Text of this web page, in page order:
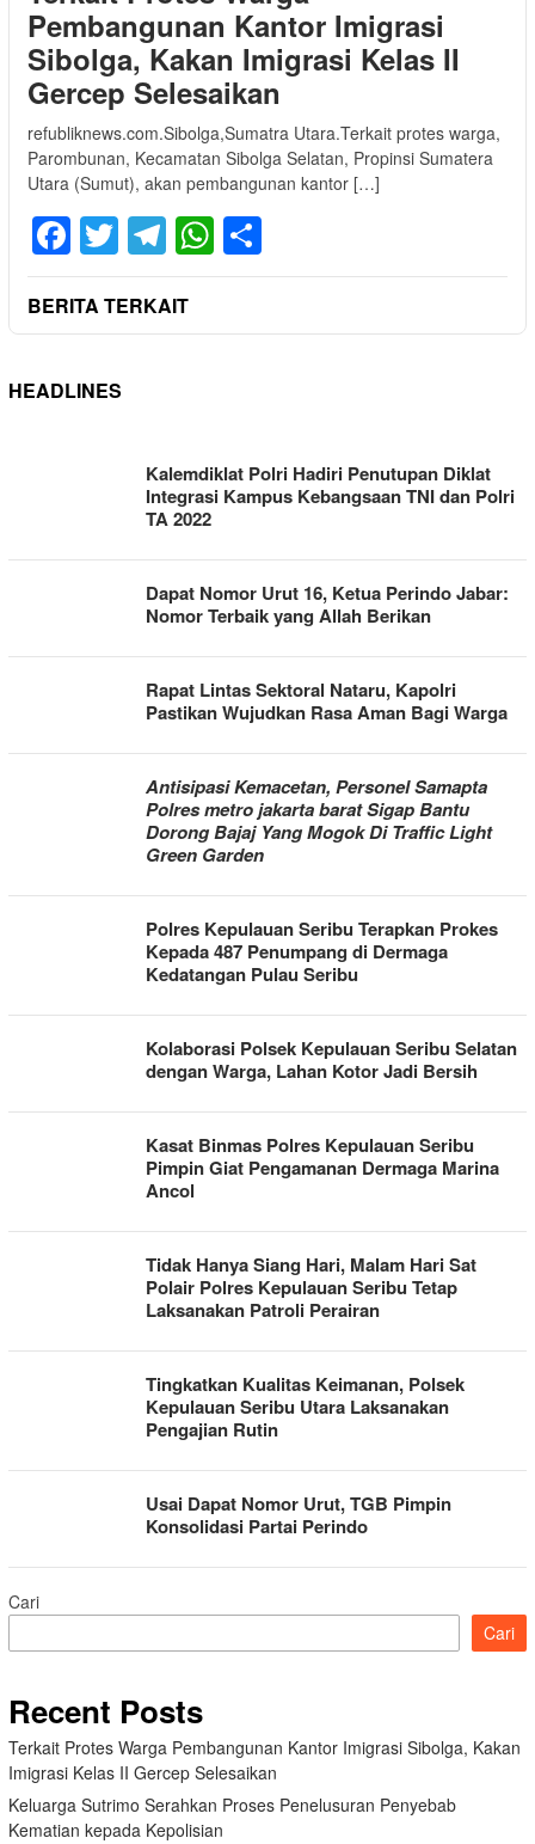
Pembangunan Kantor Imigrasi
Sibolga, Kakan Imigrasi Kelas II
Gercep Selesaikan
refubliknews.com.Sibolga,Sumatra Utara.Terkait protes warga,
Parombunan, Kecamatan Sibolga Selatan, Propinsi Sumatera
Utara (Sumut), akan pembangunan kantor […]
Facebook
Twitter
Telegram
WhatsApp
BERITA TERKAIT
HEADLINES
REFUBLIKNEWSKalemdiklat Polri Hadiri Penutupan Diklat
Integrasi Kampus Kebangsaan TNI dan Polri
TA 2022
Dapat Nomor Urut 16, Ketua Perindo Jabar:
Nomor Terbaik yang Allah Berikan
Rapat Lintas Sektoral Nataru, Kapolri
Pastikan Wujudkan Rasa Aman Bagi Warga
Antisipasi Kemacetan, Personel Samapta
Polres metro jakarta barat Sigap Bantu
Dorong Bajaj Yang Mogok Di Traffic Light
Green Garden
Polres Kepulauan Seribu Terapkan Prokes
Kepada 487 Penumpang di Dermaga
Kedatangan Pulau Seribu
Kolaborasi Polsek Kepulauan Seribu Selatan
dengan Warga, Lahan Kotor Jadi Bersih
Kasat Binmas Polres Kepulauan Seribu
Pimpin Giat Pengamanan Dermaga Marina
Ancol
Tidak Hanya Siang Hari, Malam Hari Sat
Polair Polres Kepulauan Seribu Tetap
Laksanakan Patroli Perairan
Tingkatkan Kualitas Keimanan, Polsek
Kepulauan Seribu Utara Laksanakan
Pengajian Rutin
Usai Dapat Nomor Urut, TGB Pimpin
Konsolidasi Partai Perindo
Cari
Cari
Recent Posts
Terkait Protes Warga Pembangunan Kantor Imigrasi Sibolga, Kakan
Imigrasi Kelas II Gercep Selesaikan
Keluarga Sutrimo Serahkan Proses Penelusuran Penyebab
Kematian kepada Kepolisian